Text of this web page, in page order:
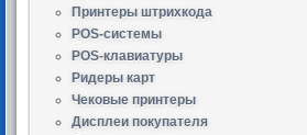
Принтеры штрихкода
POS-системы
POS-клавиатуры
Ридеры карт
Чековые принтеры
Дисплеи покупателя